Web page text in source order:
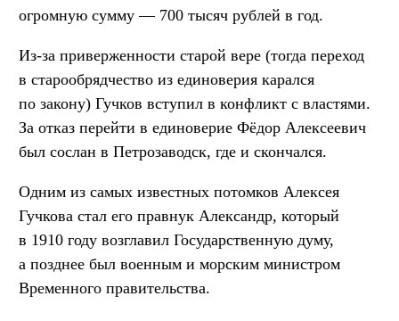
огромную сумму — 700 тысяч рублей в год.
Из-за приверженности старой вере (тогда переход
в старообрядчество из единоверия карался
по закону) Гучков вступил в конфликт с властями.
За отказ перейти в единоверие Фёдор Алексеевич
был сослан в Петрозаводск, где и скончался.
Одним из самых известных потомков Алексея
Гучкова стал его правнук Александр, который
в 1910 году возглавил Государственную думу,
а позднее был военным и морским министром
Временного правительства.